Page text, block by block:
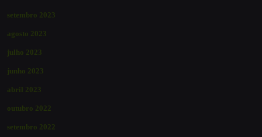
setembro 2023
agosto 2023
julho 2023
junho 2023
abril 2023
outubro 2022
setembro 2022